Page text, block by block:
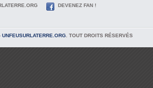
DEVENEZ FAN !
UNFEUSURLATERRE.ORG . TOUT DROITS RÉSERVÉS